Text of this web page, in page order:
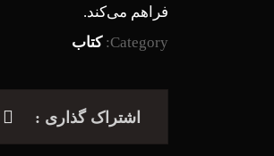
فراهم می‌کند.
Category: کتاب